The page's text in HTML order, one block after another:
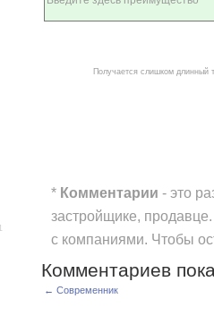
Получается слишком длинный
* Комментарии - это
застройщике,
с компаниями. Чтобы
Комментариев
← Современник